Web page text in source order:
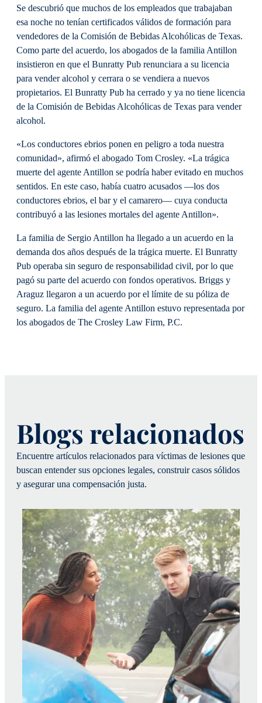
Se descubrió que muchos de los empleados que trabajaban
esa noche no tenían certificados válidos de formación para
vendedores de la Comisión de Bebidas Alcohólicas de Texas.
Como parte del acuerdo, los abogados de la familia Antillon
insistieron en que el Bunratty Pub renunciara a su licencia
para vender alcohol y cerrara o se vendiera a nuevos
propietarios. El Bunratty Pub ha cerrado y ya no tiene licencia
de la Comisión de Bebidas Alcohólicas de Texas para vender
alcohol.
«Los conductores ebrios ponen en peligro a toda nuestra
comunidad», afirmó el abogado Tom Crosley. «La trágica
muerte del agente Antillon se podría haber evitado en muchos
sentidos. En este caso, había cuatro acusados —los dos
conductores ebrios, el bar y el camarero— cuya conducta
contribuyó a las lesiones mortales del agente Antillon».
La familia de Sergio Antillon ha llegado a un acuerdo en la
demanda dos años después de la trágica muerte. El Bunratty
Pub operaba sin seguro de responsabilidad civil, por lo que
pagó su parte del acuerdo con fondos operativos. Briggs y
Araguz llegaron a un acuerdo por el límite de su póliza de
seguro. La familia del agente Antillon estuvo representada por
los abogados de The Crosley Law Firm, P.C.
Blogs relacionados
Encuentre artículos relacionados para víctimas de lesiones que
buscan entender sus opciones legales, construir casos sólidos
y asegurar una compensación justa.